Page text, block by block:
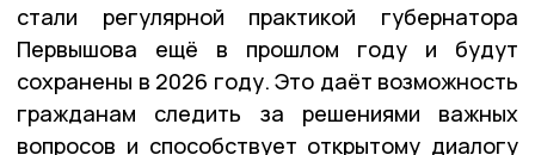
стали регулярной практикой губернатора
Первышова ещё в прошлом году и будут
сохранены в 2026 году. Это даёт возможность
гражданам следить за решениями важных
вопросов и способствует открытому диалогу